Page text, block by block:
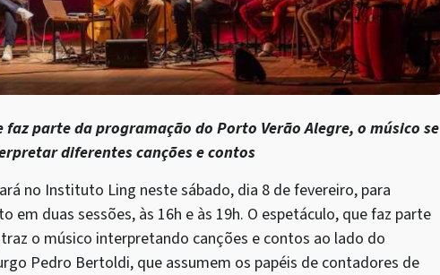
parte da programação do Porto Verão Alegre, o músico se
diferentes canções e contos
no Instituto Ling neste sábado, dia 8 de fevereiro, para
em duas sessões, às 16h e às 19h. O espetáculo, que faz parte
o músico interpretando canções e contos ao lado do
Pedro Bertoldi, que assumem os papéis de contadores de